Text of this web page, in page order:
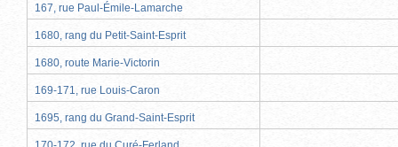
167, rue Paul-Émile-Lamarche
1680, rang du Petit-Saint-Esprit
1680, route Marie-Victorin
169-171, rue Louis-Caron
1695, rang du Grand-Saint-Esprit